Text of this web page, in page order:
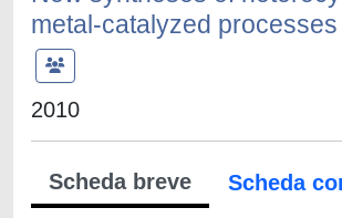
metal‐catalyzed processes
2010
Scheda breve
Scheda